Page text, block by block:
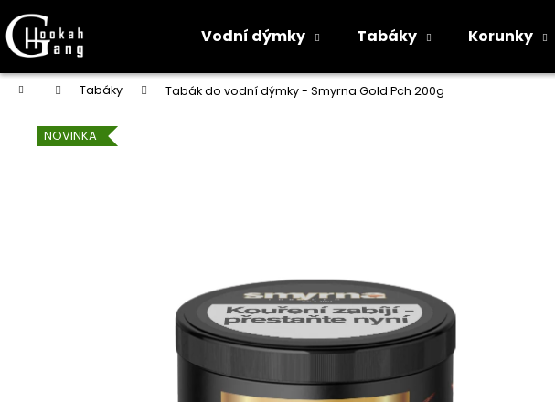
Přejít
Vodní dýmky Tabáky Korunky
Domů Tabáky Tabák do vodní dýmky - Smyrna Gold Pch 200g
NOVINKA
o
š
í
Zpět
do
obchodu
Zpět
do
obchodu
Co